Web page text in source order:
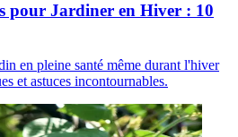
pour Jardiner en Hiver : 10
en pleine santé même durant l'hiver
et astuces incontournables.